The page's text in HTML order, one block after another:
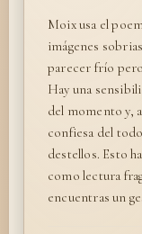
Moix usa el
imágenes
parecer frío
Hay una
del momento y,
confiesa del
destellos. Esto
como lectura
encuentras un